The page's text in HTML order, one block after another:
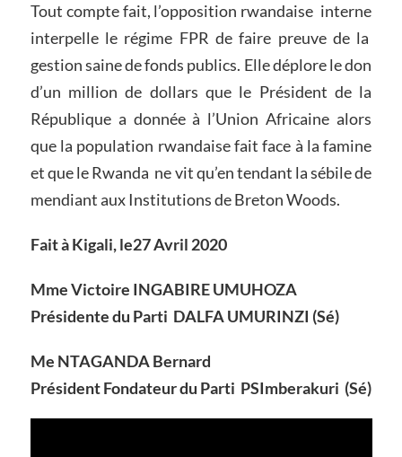
Tout compte fait, l’opposition rwandaise interne
interpelle le régime FPR de faire preuve de la
gestion saine de fonds publics. Elle déplore le don
d’un million de dollars que le Président de la
République a donnée à l’Union Africaine alors
que la population rwandaise fait face à la famine
et que le Rwanda ne vit qu’en tendant la sébile de
mendiant aux Institutions de Breton Woods.
Fait à Kigali, le27 Avril 2020
Mme Victoire INGABIRE UMUHOZA
Présidente du Parti DALFA UMURINZI (Sé)
Me NTAGANDA Bernard
Président Fondateur du Parti PSImberakuri (Sé)